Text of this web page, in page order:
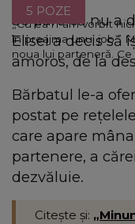
„Cu ea n-am vorbit
în preajma unui job.”
noua lui parteneră.
5 POZE
Se pare că nu a
Elisei a decis să
amoros, de la
Bărbatul le-a
postat pe
care apare
partenere, a
dezvăluie.
Citește și: